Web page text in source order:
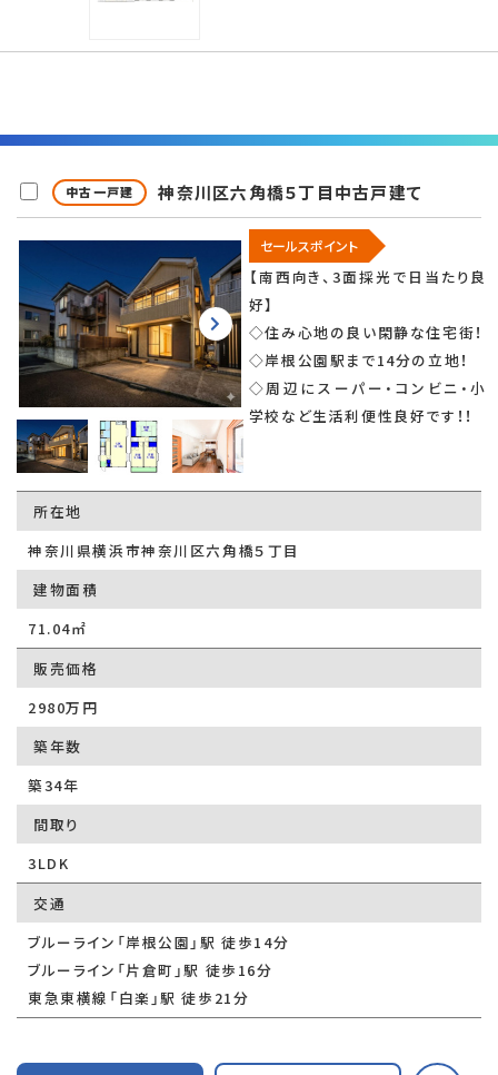
中古一戸建 神奈川区六角橋５丁目中古戸建て
セールスポイント
【南西向き、3面採光で日当たり良
好】
◇住み心地の良い閑静な住宅街！
◇岸根公園駅まで14分の立地！
◇周辺にスーパー・コンビニ・小
学校など生活利便性良好です！！
所在地
神奈川県横浜市神奈川区六角橋５丁目
建物面積
71.04㎡
販売価格
2980万円
築年数
築34年
間取り
3LDK
交通
ブルーライン「岸根公園」駅 徒歩14分
ブルーライン「片倉町」駅 徒歩16分
東急東横線「白楽」駅 徒歩21分